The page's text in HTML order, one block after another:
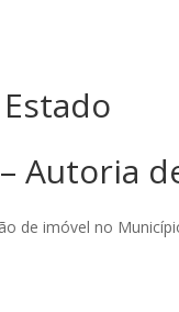
Autoria
de imóvel no